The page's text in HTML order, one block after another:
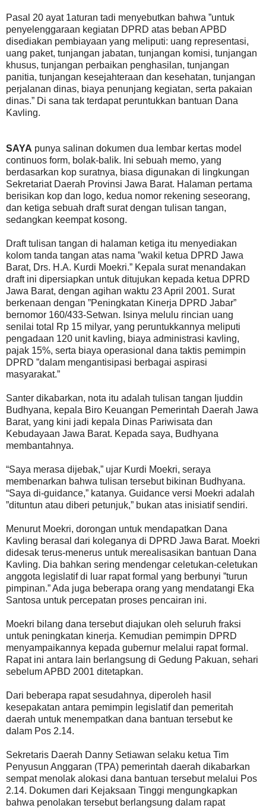
Pasal 20 ayat 1aturan tadi menyebutkan bahwa ”untuk
penyelenggaraan kegiatan DPRD atas beban APBD
disediakan pembiayaan yang meliputi: uang representasi,
uang paket, tunjangan jabatan, tunjangan komisi, tunjangan
khusus, tunjangan perbaikan penghasilan, tunjangan
panitia, tunjangan kesejahteraan dan kesehatan, tunjangan
perjalanan dinas, biaya penunjang kegiatan, serta pakaian
dinas.” Di sana tak terdapat peruntukkan bantuan Dana
Kavling.
SAYA punya salinan dokumen dua lembar kertas model
continuos form, bolak-balik. Ini sebuah memo, yang
berdasarkan kop suratnya, biasa digunakan di lingkungan
Sekretariat Daerah Provinsi Jawa Barat. Halaman pertama
berisikan kop dan logo, kedua nomor rekening seseorang,
dan ketiga sebuah draft surat dengan tulisan tangan,
sedangkan keempat kosong.
Draft tulisan tangan di halaman ketiga itu menyediakan
kolom tanda tangan atas nama ”wakil ketua DPRD Jawa
Barat, Drs. H.A. Kurdi Moekri.” Kepala surat menandakan
draft ini dipersiapkan untuk ditujukan kepada ketua DPRD
Jawa Barat, dengan agihan waktu 23 April 2001. Surat
berkenaan dengan ”Peningkatan Kinerja DPRD Jabar”
bernomor 160/433-Setwan. Isinya melulu rincian uang
senilai total Rp 15 milyar, yang peruntukkannya meliputi
pengadaan 120 unit kavling, biaya administrasi kavling,
pajak 15%, serta biaya operasional dana taktis pemimpin
DPRD ”dalam mengantisipasi berbagai aspirasi
masyarakat.”
Santer dikabarkan, nota itu adalah tulisan tangan Ijuddin
Budhyana, kepala Biro Keuangan Pemerintah Daerah Jawa
Barat, yang kini jadi kepala Dinas Pariwisata dan
Kebudayaan Jawa Barat. Kepada saya, Budhyana
membantahnya.
“Saya merasa dijebak,” ujar Kurdi Moekri, seraya
membenarkan bahwa tulisan tersebut bikinan Budhyana.
“Saya di-guidance,” katanya. Guidance versi Moekri adalah
”dituntun atau diberi petunjuk,” bukan atas inisiatif sendiri.
Menurut Moekri, dorongan untuk mendapatkan Dana
Kavling berasal dari koleganya di DPRD Jawa Barat. Moekri
didesak terus-menerus untuk merealisasikan bantuan Dana
Kavling. Dia bahkan sering mendengar celetukan-celetukan
anggota legislatif di luar rapat formal yang berbunyi ”turun
pimpinan.” Ada juga beberapa orang yang mendatangi Eka
Santosa untuk percepatan proses pencairan ini.
Moekri bilang dana tersebut diajukan oleh seluruh fraksi
untuk peningkatan kinerja. Kemudian pemimpin DPRD
menyampaikannya kepada gubernur melalui rapat formal.
Rapat ini antara lain berlangsung di Gedung Pakuan, sehari
sebelum APBD 2001 ditetapkan.
Dari beberapa rapat sesudahnya, diperoleh hasil
kesepakatan antara pemimpin legislatif dan pemeritah
daerah untuk menempatkan dana bantuan tersebut ke
dalam Pos 2.14.
Sekretaris Daerah Danny Setiawan selaku ketua Tim
Penyusun Anggaran (TPA) pemerintah daerah dikabarkan
sempat menolak alokasi dana bantuan tersebut melalui Pos
2.14. Dokumen dari Kejaksaan Tinggi mengungkapkan
bahwa penolakan tersebut berlangsung dalam rapat